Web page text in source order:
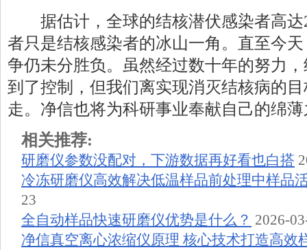
据估计，全球的结核潜伏感染者高达
者只是结核感染者的冰山一角。直至今
争仍未分胜负。虽然经过数十年的努力
到了控制，但我们离实现消灭结核病的
走。净信也将为科研事业奉献自己的绵
相关推荐:
研磨仪参数没配对，下游数据再好看也白搭
冷冻研磨仪高效解决低温样品前处理中样品
23
全自动样品快速研磨仪优势是什么？ 2026-
净信真空离心浓缩仪原理 核心技术打造高效